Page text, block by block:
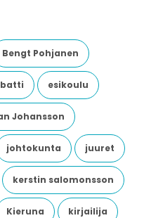
Bengt Pohjanen
esikoulu
Johansson
johtokunta juuret
kerstin salomonsson
Kieruna kirjailija